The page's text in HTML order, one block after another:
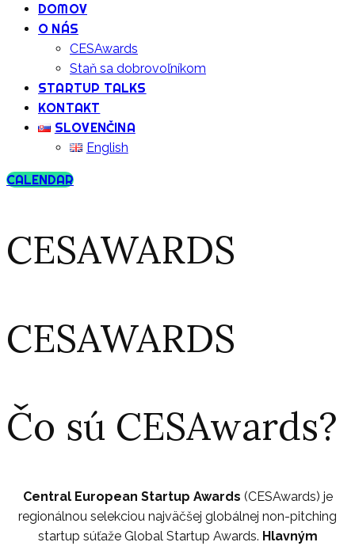
DOMOV
O NÁS
CESAwards
Staň sa dobrovoľníkom
STARTUP TALKS
KONTAKT
SLOVENČINA
English
CALENDAR
CESAWARDS
CESAWARDS
Čo sú CESAwards?
Central European Startup Awards (CESAwards) je
regionálnou selekciou najväčšej globálnej non-pitching
startup súťaže Global Startup Awards. Hlavným